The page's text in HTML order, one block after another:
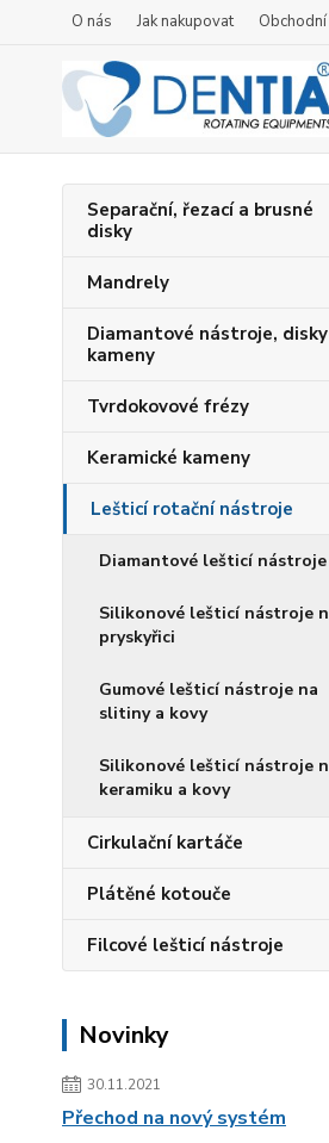
O nás Jak nakupovat
Separační, řezací a brusné
disky
Mandrely
Diamantové nástroje,
kameny
Tvrdokovové frézy
Keramické kameny
Lešticí rotační nástroje
Diamantové lešticí nástroje
Silikonové lešticí nástroje
pryskyřici
Gumové lešticí nástroje na
slitiny a kovy
Silikonové lešticí nástroje
keramiku a kovy
Cirkulační kartáče
Plátěné kotouče
Filcové lešticí nástroje
Novinky
30.11.2021
Přechod na nový systém